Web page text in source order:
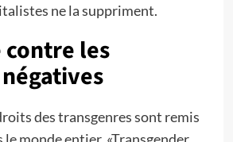
ne la suppriment.
contre les
des transgenres sont remis